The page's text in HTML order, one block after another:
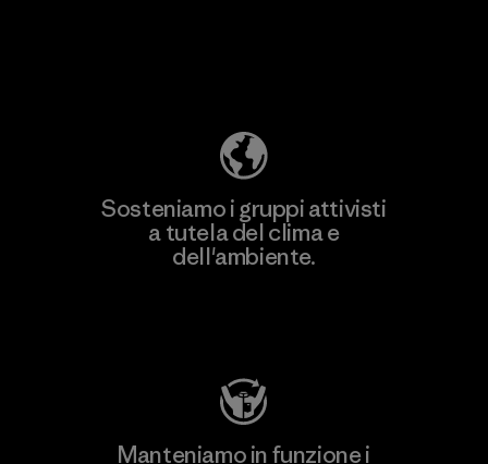
Sosteniamo i gruppi attivisti
a tutela del clima e
dell'ambiente.
Manteniamo in funzione i